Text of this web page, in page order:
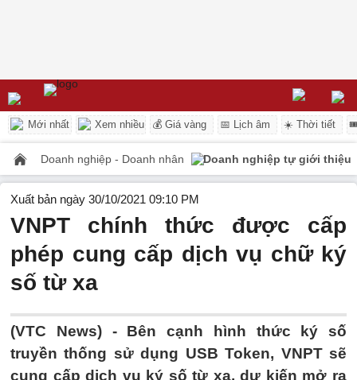
Mới nhất Xem nhiều 💰 Giá vàng 📅 Lịch âm ☀️ Thời tiết
Doanh nghiệp - Doanh nhân Doanh nghiệp tự giới thiệu
Xuất bản ngày 30/10/2021 09:10 PM
VNPT chính thức được cấp
phép cung cấp dịch vụ chữ ký
số từ xa
(VTC News) - Bên cạnh hình thức ký số
truyền thống sử dụng USB Token, VNPT sẽ
cung cấp dịch vụ ký số từ xa, dự kiến mở ra